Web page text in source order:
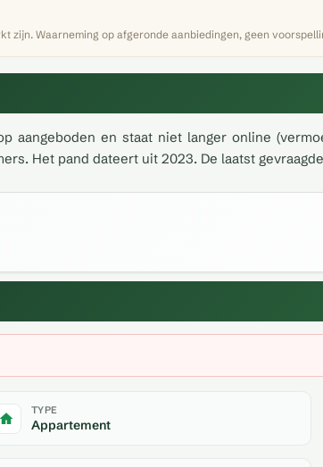
zijn. Waarneming op afgeronde aanbiedingen, geen
aangeboden en staat niet langer online
Het pand dateert uit 2023. De laatst
TYPE
Appartement